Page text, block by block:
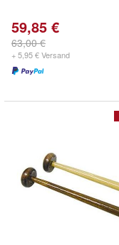
59,85 €
63,00 €
+ 5,95 € Versand